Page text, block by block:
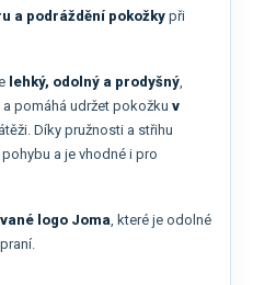
a podráždění pokožky při
lehký, odolný a prodyšný,
a pomáhá udržet pokožku v
Díky pružnosti a střihu
a je vhodné i pro
logo Joma, které je odolné